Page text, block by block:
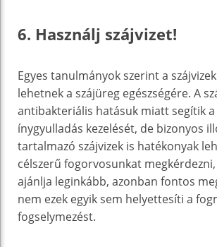
6. Használj szájvizet!
Egyes tanulmányok szerint a
lehetnek a szájüreg egészségére. A
antibakteriális hatásuk miatt segítik a
ínygyulladás kezelését, de bizonyos
tartalmazó szájvizek is hatékonyak
célszerű fogorvosunkat
ajánlja leginkább, azonban fontos
nem ezek egyik sem helyettesíti a
fogselymezést.